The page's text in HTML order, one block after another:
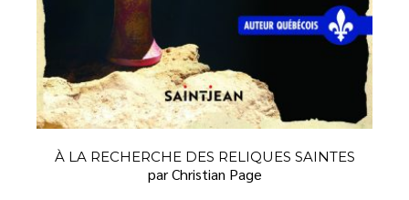
À LA RECHERCHE DES RELIQUES SAINTES
par Christian Page